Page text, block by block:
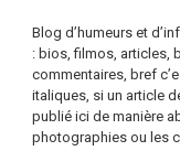
Blog d’humeurs et
: bios, filmos, articles,
commentaires, bref
italiques, si un article
publié ici de manière
photographies ou les